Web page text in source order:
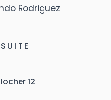
Rodriguez
12